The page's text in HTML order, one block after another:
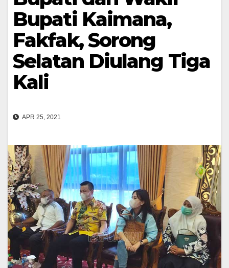
Bupati Kaimana,
Fakfak, Sorong
Selatan Diulang Tiga
Kali
APR 25, 2021